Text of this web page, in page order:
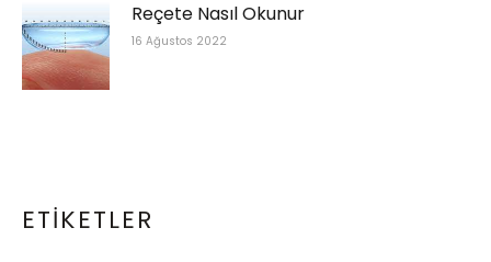
Reçete Nasıl Okunur
16 Ağustos 2022
ETIKETLER